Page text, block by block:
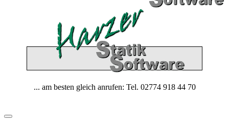
... am besten gleich anrufen: Tel. 02774 918 44 70